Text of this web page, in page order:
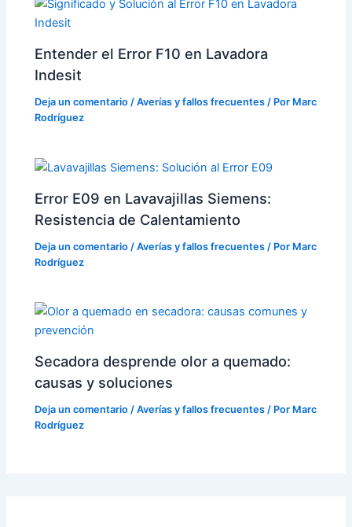
Entender el Error F10 en Lavadora
Indesit
Deja un comentario /Averías y fallos frecuentes / Por Marc
Rodríguez
Error E09 en Lavavajillas Siemens:
Resistencia de Calentamiento
Deja un comentario /Averías y fallos frecuentes / Por Marc
Rodríguez
Secadora desprende olor a quemado:
causas y soluciones
Deja un comentario /Averías y fallos frecuentes / Por Marc
Rodríguez